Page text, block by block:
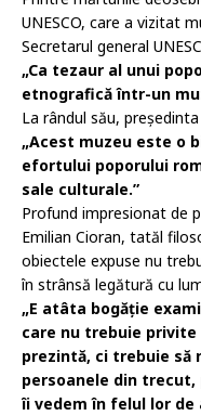
UNESCO, care a vizitat
Secretarul general
„Ca tezaur al unui
etnografică într-un
La rândul său,
„Acest muzeu este o
efortului poporului
sale culturale.”
Profund impresionat de
Emilian Cioran, tatăl
obiectele expuse nu
în strânsă legătură cu
„E atâta bogăție
care nu trebuie privite
prezintă, ci trebuie să
persoanele din trecut,
îi vedem în felul lor